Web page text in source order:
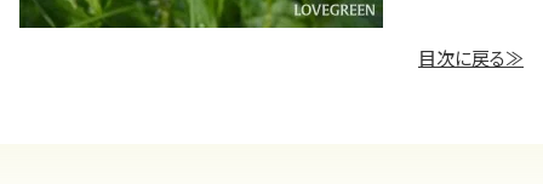
目次に戻る≫